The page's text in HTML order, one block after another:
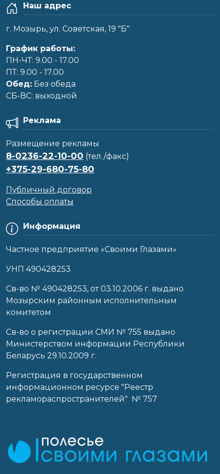
Наш адрес
г. Мозырь, ул. Советская, 19 "Б"
График работы:
ПН-ЧТ: 9.00 - 17.00
ПТ: 9.00 - 17.00
Обед: Без обеда
CБ-ВС: выходной
Информация
Частное предприятие «Своими Глазами»
УНП 490428253
Cв-во № 490428253, от 03.10.2006 г. выдано
Мозырским районным исполнительным
комитетом
Св-во о регистрации СМИ № 755 выдано
Министерством информации Республики
Беларусь 29.10.2009 г.
Регистрация в государственном
информационном ресурсе "Реестр
рекламораспространителей" № 757
Реклама
Размещение рекламы
8-0236-22-10-00 (тел./факс)
+375-29-680-75-80
Публичный договор
Способы оплаты